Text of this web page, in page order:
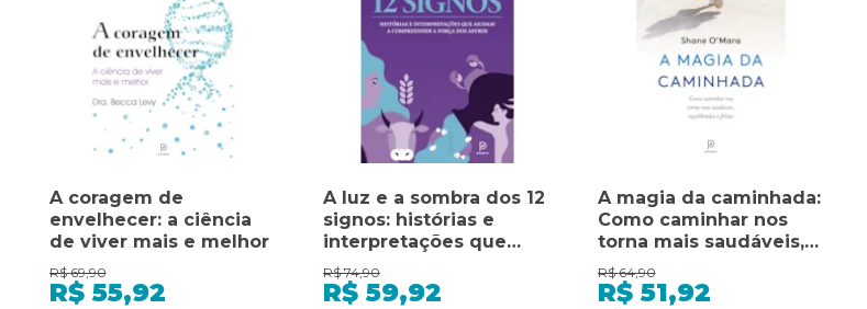
A coragem de
envelhecer: a ciência
de viver mais e melhor
R$ 69,90
R$ 55,92
A luz e a sombra dos 12
signos: histórias e
interpretações que
ajudam a compreender
a força dos astros
R$ 74,90
R$ 59,92
A magia da caminhada:
Como caminhar nos
torna mais saudáveis,
equilibrados e felizes
R$ 64,90
R$ 51,92